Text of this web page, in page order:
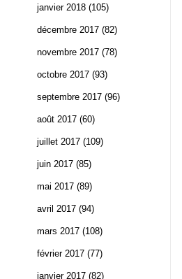
janvier 2018 (105)
décembre 2017 (82)
novembre 2017 (78)
octobre 2017 (93)
septembre 2017 (96)
août 2017 (60)
juillet 2017 (109)
juin 2017 (85)
mai 2017 (89)
avril 2017 (94)
mars 2017 (108)
février 2017 (77)
janvier 2017 (82)